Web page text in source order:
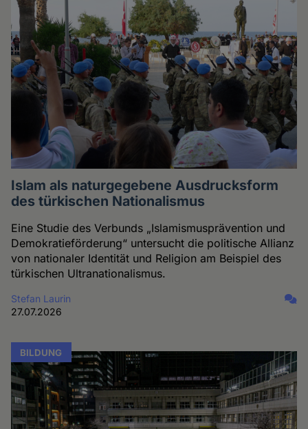
Islam als naturgegebene Ausdrucksform
des türkischen Nationalismus
Eine Studie des Verbunds „Islamismusprävention und
Demokratieförderung“ untersucht die politische Allianz
von nationaler Identität und Religion am Beispiel des
türkischen Ultranationalismus.
Stefan Laurin
27.07.2026
BILDUNG